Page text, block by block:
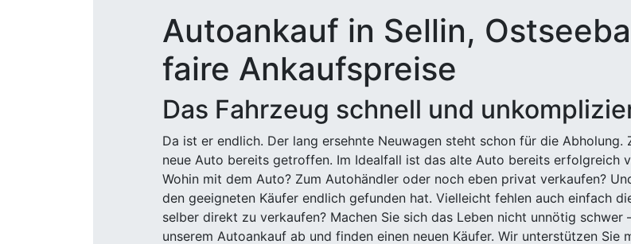
Autoankauf in Sellin,
faire Ankaufspreise
Das Fahrzeug schnell und
Da ist er endlich. Der lang ersehnte Neuwagen steht schon für die
neue Auto bereits getroffen. Im Idealfall ist das alte Auto bereits erfolgreich
Wohin mit dem Auto? Zum Autohändler oder noch eben privat verkaufen?
den geeigneten Käufer endlich gefunden hat. Vielleicht fehlen auch einfach
selber direkt zu verkaufen? Machen Sie sich das Leben nicht unnötig schwer
unserem Autoankauf ab und finden einen neuen Käufer. Wir unterstützen